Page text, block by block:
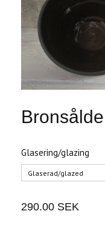
Glasering/glazing
Glaserad/glazed
290.00 SEK